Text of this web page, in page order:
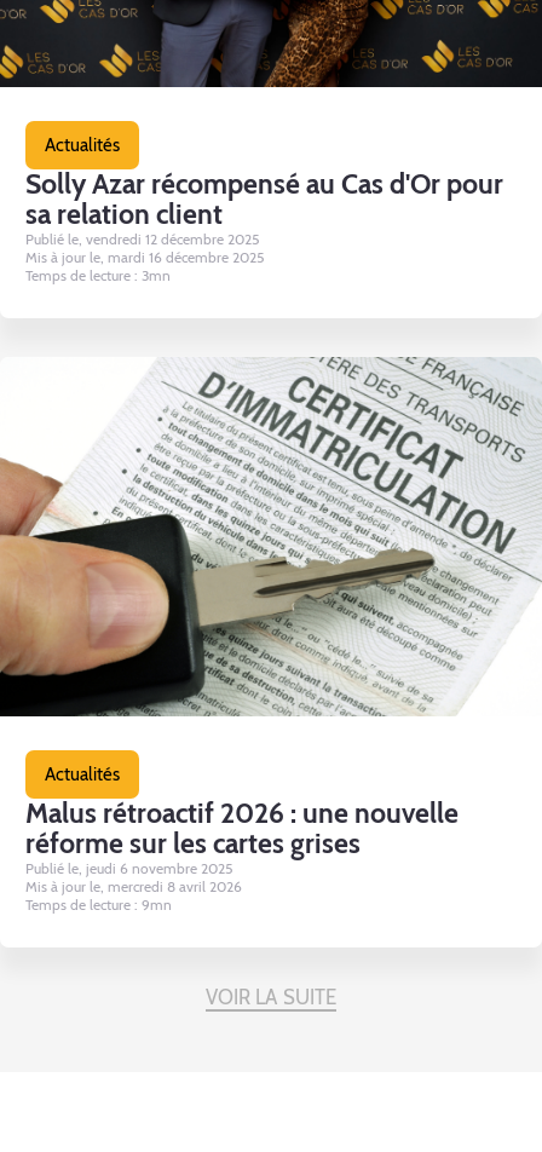
Actualités
Solly Azar récompensé au Cas d'Or pour
sa relation client
Publié le, vendredi 12 décembre 2025
Mis à jour le, mardi 16 décembre 2025
Temps de lecture : 3mn
Actualités
Malus rétroactif 2026 : une nouvelle
réforme sur les cartes grises
Publié le, jeudi 6 novembre 2025
Mis à jour le, mercredi 8 avril 2026
Temps de lecture : 9mn
VOIR LA SUITE